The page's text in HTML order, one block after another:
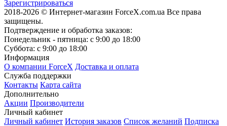
Зарегистрироваться
2018-2026 © Интернет-магазин ForceX.com.ua Все права
защищены.
Подтверждение и обработка заказов:
Понедельник - пятница: с 9:00 до 18:00
Суббота: с 9:00 до 18:00
Информация
О компании ForceX Доставка и оплата
Служба поддержки
Контакты Карта сайта
Дополнительно
Акции Производители
Личный кабинет
Личный кабинет История заказов Список желаний Подписка